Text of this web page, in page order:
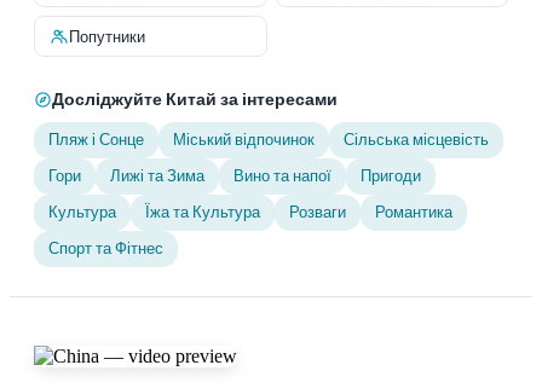
Контакт
Попутники
Досліджуйте Китай за інтересами
Пляж і Сонце Міський відпочинок
Сільська місцевість
Гори
Лижі та Зима Вино та напої
Пригоди
Культура
Їжа та Культура Розваги
Романтика
Спорт та Фітнес